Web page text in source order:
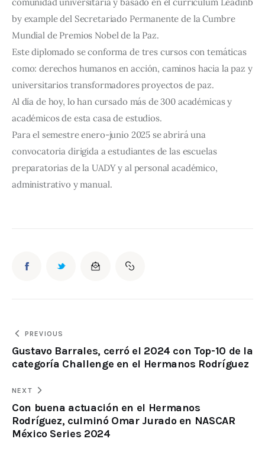
by example del Secretariado Permanente de la Cumbre
Mundial de Premios Nobel de la Paz.
Este diplomado se conforma de tres cursos con temáticas
como: derechos humanos en acción, caminos hacia la paz y
universitarios transformadores proyectos de paz.
Al día de hoy, lo han cursado más de 300 académicas y
académicos de esta casa de estudios.
Para el semestre enero-junio 2025 se abrirá una
convocatoria dirigida a estudiantes de las escuelas
preparatorias de la UADY y al personal académico,
administrativo y manual.
PREVIOUS
Gustavo Barrales, cerró el 2024 con Top-10 de la
categoría Challenge en el Hermanos Rodríguez
NEXT
Con buena actuación en el Hermanos
Rodríguez, culminó Omar Jurado en NASCAR
México Series 2024